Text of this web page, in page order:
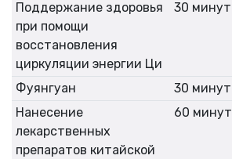
Поддержание здоровья
при помощи
восстановления
циркуляции энергии Ци
30 минут
Фуянгуан 30 минут
Нанесение
лекарственных
препаратов китайской
60 минут